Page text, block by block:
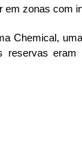
zonas com
Chemical,
reservas